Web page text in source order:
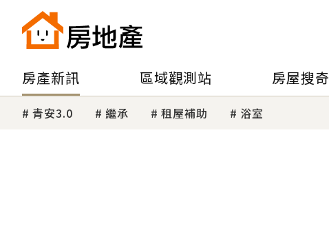
房產新訊 區域觀測站 房屋搜奇
青安3.0 繼承 租屋補助 浴室